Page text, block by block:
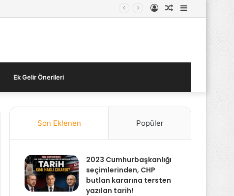
Kenar
Bölmesi
Rastgele
Kayıt
Ek Gelir Önerileri
Son Eklenen Popüler
2023 Cumhurbaşkanlığı
seçimlerinden, CHP
butlan kararına tersten
yazılan tarih!